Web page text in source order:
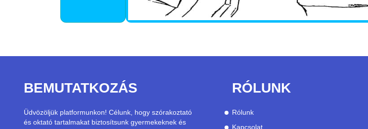
BEMUTATKOZÁS
Üdvözöljük platformunkon! Célunk, hogy szórakoztató
és oktató tartalmakat biztosítsunk gyermekeknek és
RÓLUNK
Rólunk
Kapcsolat